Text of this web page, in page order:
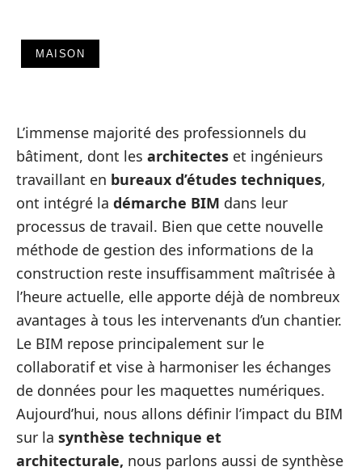
MAISON
L’immense majorité des professionnels du
bâtiment, dont les architectes et ingénieurs
travaillant en bureaux d’études techniques,
ont intégré la démarche BIM dans leur
processus de travail. Bien que cette nouvelle
méthode de gestion des informations de la
construction reste insuffisamment maîtrisée à
l’heure actuelle, elle apporte déjà de nombreux
avantages à tous les intervenants d’un chantier.
Le BIM repose principalement sur le
collaboratif et vise à harmoniser les échanges
de données pour les maquettes numériques.
Aujourd’hui, nous allons définir l’impact du BIM
sur la synthèse technique et
architecturale, nous parlons aussi de synthèse